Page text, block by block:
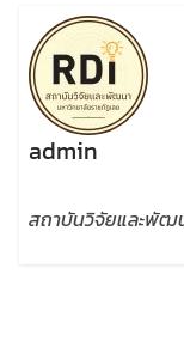
admin
สถาบันวิจัยและพัฒ